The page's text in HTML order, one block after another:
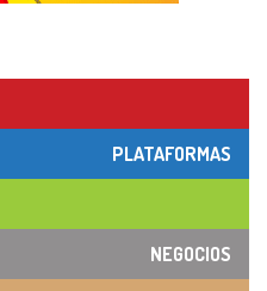
PLATAFORMAS
NEGOCIOS